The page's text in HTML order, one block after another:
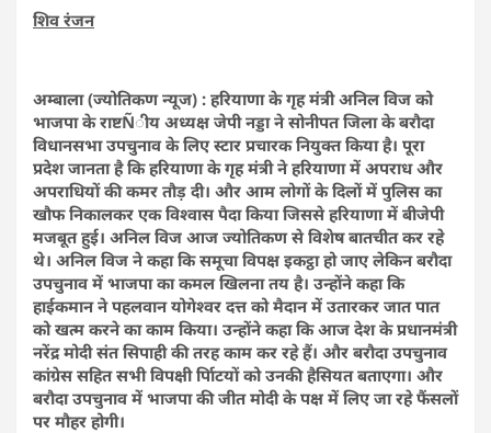
शिव रंजन
अम्बाला (ज्योतिकण न्यूज) : हरियाणा के गृह मंत्री अनिल विज को
भाजपा के राष्टÑीय अध्यक्ष जेपी नड्डा ने सोनीपत जिला के बरौदा
विधानसभा उपचुनाव के लिए स्टार प्रचारक नियुक्त किया है। पूरा
प्रदेश जानता है कि हरियाणा के गृह मंत्री ने हरियाणा में अपराध और
अपराधियों की कमर तौड़ दी। और आम लोगों के दिलों में पुलिस का
खौफ निकालकर एक विश्वास पैदा किया जिससे हरियाणा में बीजेपी
मजबूत हुई। अनिल विज आज ज्योतिकण से विशेष बातचीत कर रहे
थे। अनिल विज ने कहा कि समूचा विपक्ष इकट्ठा हो जाए लेकिन बरौदा
उपचुनाव में भाजपा का कमल खिलना तय है। उन्होंने कहा कि
हाईकमान ने पहलवान योगेश्वर दत्त को मैदान में उतारकर जात पात
को खत्म करने का काम किया। उन्होंने कहा कि आज देश के प्रधानमंत्री
नरेंद्र मोदी संत सिपाही की तरह काम कर रहे हैं। और बरौदा उपचुनाव
कांग्रेस सहित सभी विपक्षी र्पािटयों को उनकी हैसियत बताएगा। और
बरौदा उपचुनाव में भाजपा की जीत मोदी के पक्ष में लिए जा रहे फैंसलों
पर मौहर होगी।